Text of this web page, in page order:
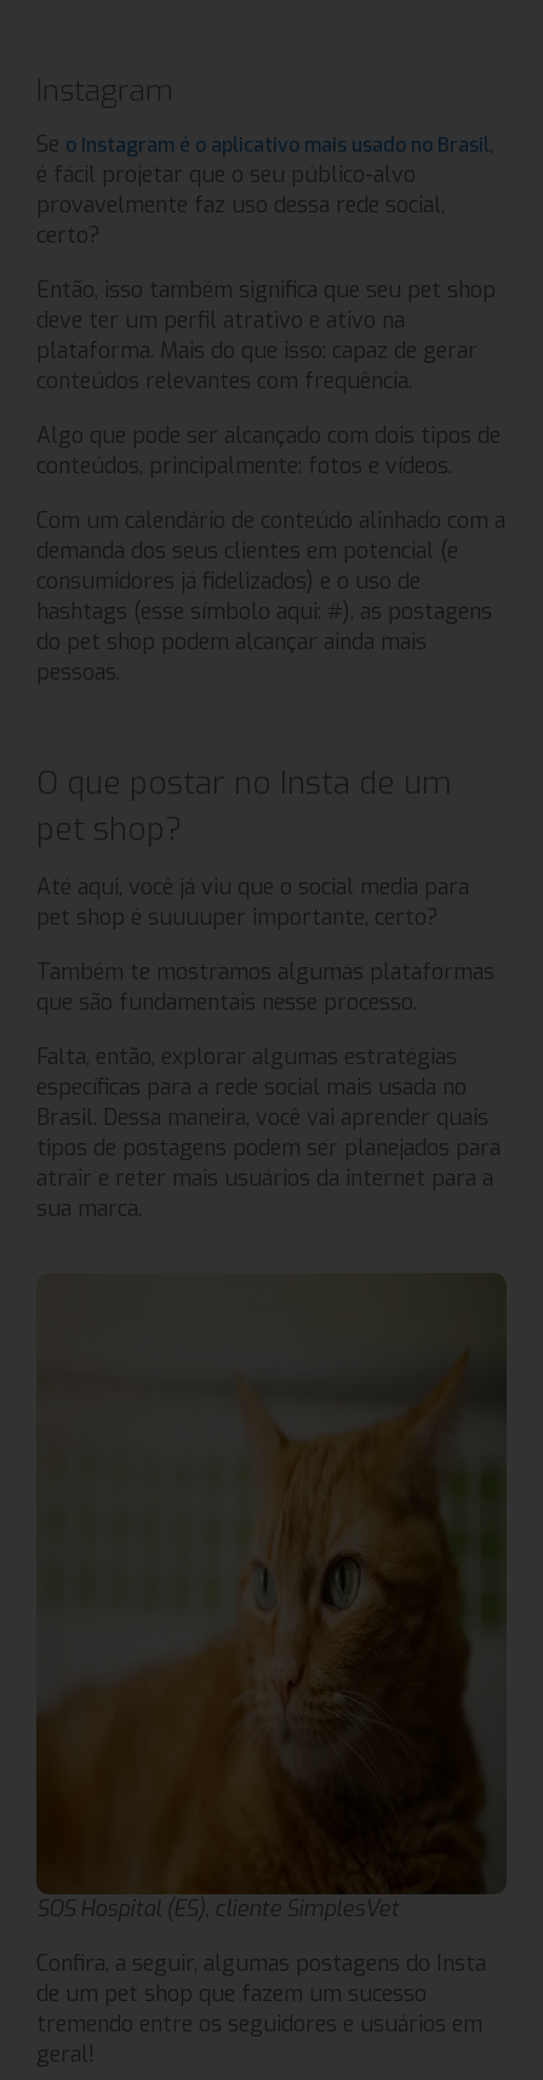
Instagram
Se o Instagram é o aplicativo mais usado no Brasil,
é fácil projetar que o seu público-alvo
provavelmente faz uso dessa rede social,
certo?
Então, isso também significa que seu pet shop
deve ter um perfil atrativo e ativo na
plataforma. Mais do que isso: capaz de gerar
conteúdos relevantes com frequência.
Algo que pode ser alcançado com dois tipos de
conteúdos, principalmente: fotos e vídeos.
Com um calendário de conteúdo alinhado com a
demanda dos seus clientes em potencial (e
consumidores já fidelizados) e o uso de
hashtags (esse símbolo aqui: #), as postagens
do pet shop podem alcançar ainda mais
pessoas.
O que postar no Insta de um
pet shop?
Até aqui, você já viu que o social media para
pet shop é suuuuper importante, certo?
Também te mostramos algumas plataformas
que são fundamentais nesse processo.
Falta, então, explorar algumas estratégias
específicas para a rede social mais usada no
Brasil. Dessa maneira, você vai aprender quais
tipos de postagens podem ser planejados para
atrair e reter mais usuários da internet para a
sua marca.
SOS Hospital (ES), cliente SimplesVet
Confira, a seguir, algumas postagens do Insta
de um pet shop que fazem um sucesso
tremendo entre os seguidores e usuários em
geral!